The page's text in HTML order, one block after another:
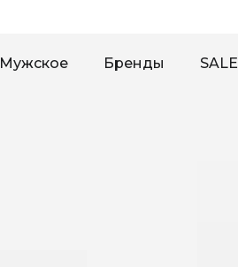
Мужское Бренды SALE